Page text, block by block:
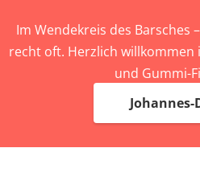
Im Wendekreis des Barsches
recht oft. Herzlich willkommen
und Gummi-
Johannes-